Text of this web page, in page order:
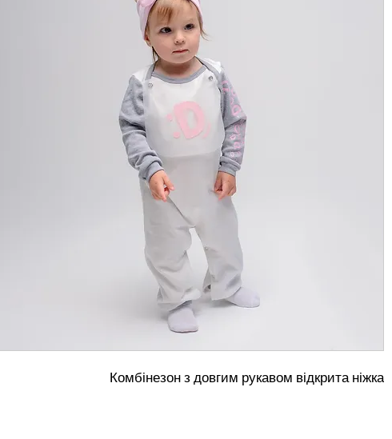
Комбінезон з довгим рукавом відкрита ніжка